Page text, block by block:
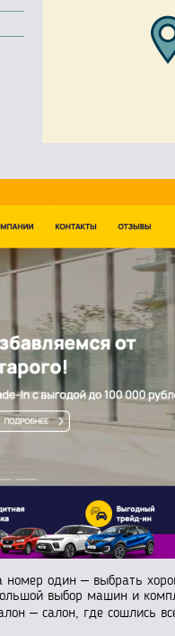
один – выбрать
выбор машин и
– салон, где сошлись